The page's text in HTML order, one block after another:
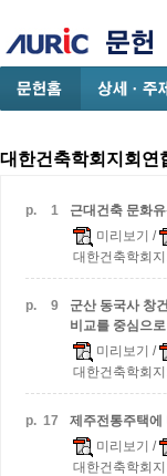
대한건축학회지회연
p. 1
근대건축 문화
미리보기 /
대한건축학회
p. 9 군산 동국사 창
비교를 중심으로
미리보기 /
대한건축학회
p. 17
제주전통주택에
미리보기 /
대한건축학회